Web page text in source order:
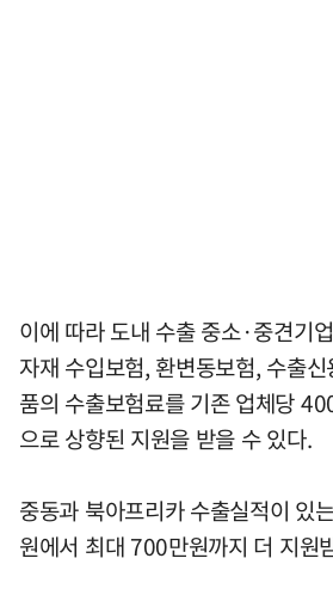
이에 따라 도내 수출 중소·중견기
자재 수입보험, 환변동보험, 수출
품의 수출보험료를 기존 업체당
으로 상향된 지원을 받을 수 있다.
중동과 북아프리카 수출실적이 있
원에서 최대 700만원까지 더 지원